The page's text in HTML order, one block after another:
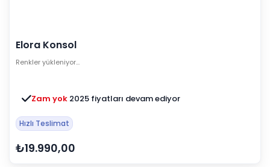
Elora Konsol
Renkler yükleniyor…
Zam yok 2025 fiyatları devam ediyor
Hızlı Teslimat
₺19.990,00